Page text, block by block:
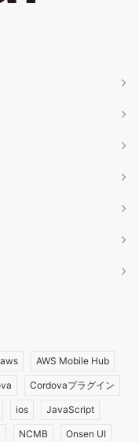
aws AWS Mobile Hub
Cordovaプラグイン
ios JavaScript
NCMB Onsen UI